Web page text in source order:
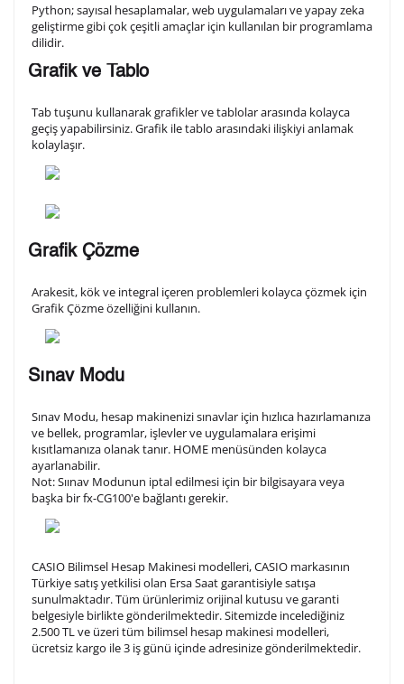
Python; sayısal hesaplamalar, web uygulamaları ve yapay zeka
geliştirme gibi çok çeşitli amaçlar için kullanılan bir programlama
dilidir.
Grafik ve Tablo
Tab tuşunu kullanarak grafikler ve tablolar arasında kolayca
geçiş yapabilirsiniz. Grafik ile tablo arasındaki ilişkiyi anlamak
kolaylaşır.
Grafik Çözme
Arakesit, kök ve integral içeren problemleri kolayca çözmek için
Grafik Çözme özelliğini kullanın.
Sınav Modu
Sınav Modu, hesap makinenizi sınavlar için hızlıca hazırlamanıza
ve bellek, programlar, işlevler ve uygulamalara erişimi
kısıtlamanıza olanak tanır. HOME menüsünden kolayca
ayarlanabilir.
Not: Sıınav Modunun iptal edilmesi için bir bilgisayara veya
başka bir fx-CG100'e bağlantı gerekir.
CASIO Bilimsel Hesap Makinesi modelleri, CASIO markasının
Türkiye satış yetkilisi olan Ersa Saat garantisiyle satışa
sunulmaktadır. Tüm ürünlerimiz orijinal kutusu ve garanti
belgesiyle birlikte gönderilmektedir. Sitemizde incelediğiniz
2.500 TL ve üzeri tüm bilimsel hesap makinesi modelleri,
ücretsiz kargo ile 3 iş günü içinde adresinize gönderilmektedir.